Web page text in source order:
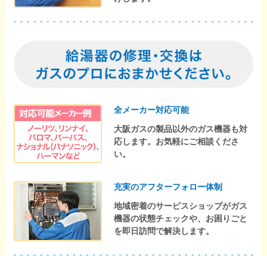
全メーカー対応可能
大阪ガスの製品以外のガス機器も対
応します。お気軽にご相談くださ
い。
充実のアフターフォロー体制
地域密着のサービスショップがガス
機器の状態チェックや、お困りごと
を即日訪問で解決します。